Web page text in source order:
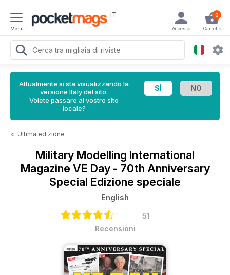
Menu
IT 0
Carrello
Accesso
Attualmente si sta visualizzando la
versione Italy del sito.
Volete passare al vostro sito
locale?
< Ultima edizione
Military Modelling International
Magazine VE Day - 70th Anniversary
Special Edizione speciale
English
51
Recensioni